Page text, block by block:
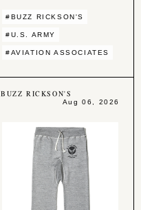
#BUZZ RICKSON'S
#U.S. ARMY
#AVIATION ASSOCIATES
BUZZ RICKSON'S
Aug 06, 2026